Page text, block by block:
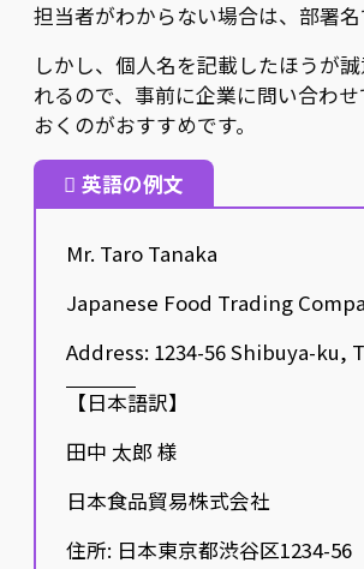
担当者がわからない場合は、部署名
しかし、個人名を記載したほうが
れるので、事前に企業に問い合わ
おくのがおすすめです。
英語の例文
Mr. Taro Tanaka
Japanese Food Trading
Address: 1234-56 Shibuya-ku,
【日本語訳】
田中 太郎 様
日本食品貿易株式会社
住所: 日本東京都渋谷区1234-56